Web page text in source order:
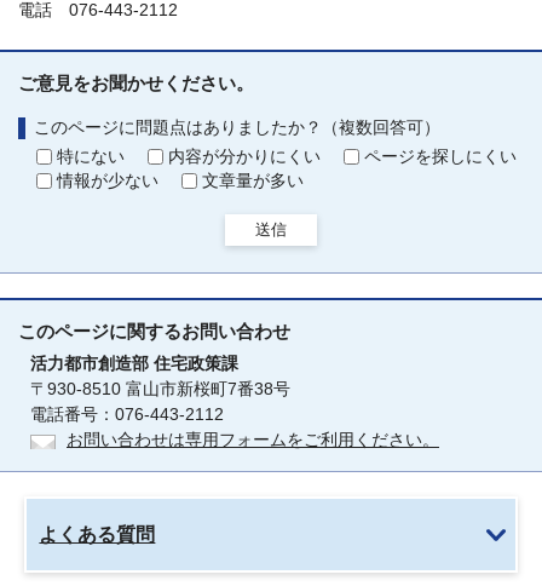
電話 076-443-2112
ご意見をお聞かせください。
このページに問題点はありましたか？（複数回答可）
特にない
内容が分かりにくい
ページを探しにくい
情報が少ない
文章量が多い
送信
このページに関するお問い合わせ
活力都市創造部 住宅政策課
〒930-8510 富山市新桜町7番38号
電話番号：076-443-2112
お問い合わせは専用フォームをご利用ください。
よくある質問